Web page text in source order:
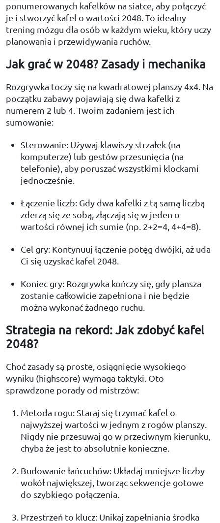
ponumerowanych kafelków na siatce, aby połączyć
je i stworzyć kafel o wartości 2048. To idealny
trening mózgu dla osób w każdym wieku, który uczy
planowania i przewidywania ruchów.
Jak grać w 2048? Zasady i mechanika
Rozgrywka toczy się na kwadratowej planszy 4x4. Na
początku zabawy pojawiają się dwa kafelki z
numerem 2 lub 4. Twoim zadaniem jest ich
sumowanie:
Sterowanie: Używaj klawiszy strzałek (na
komputerze) lub gestów przesunięcia (na
telefonie), aby poruszać wszystkimi klockami
jednocześnie.
Łączenie liczb: Gdy dwa kafelki z tą samą liczbą
zderzą się ze sobą, złączają się w jeden o
wartości równej ich sumie (np. 2+2=4, 4+4=8).
Cel gry: Kontynuuj łączenie potęg dwójki, aż uda
Ci się uzyskać kafel 2048.
Koniec gry: Rozgrywka kończy się, gdy plansza
zostanie całkowicie zapełniona i nie będzie
można wykonać żadnego ruchu.
Strategia na rekord: Jak zdobyć kafel
2048?
Choć zasady są proste, osiągnięcie wysokiego
wyniku (highscore) wymaga taktyki. Oto
sprawdzone porady od mistrzów:
Metoda rogu: Staraj się trzymać kafel o
najwyższej wartości w jednym z rogów planszy.
Nigdy nie przesuwaj go w przeciwnym kierunku,
chyba że jest to absolutnie konieczne.
Budowanie łańcuchów: Układaj mniejsze liczby
wokół największej, tworząc sekwencje gotowe
do szybkiego połączenia.
Przestrzeń to klucz: Unikaj zapełniania środka